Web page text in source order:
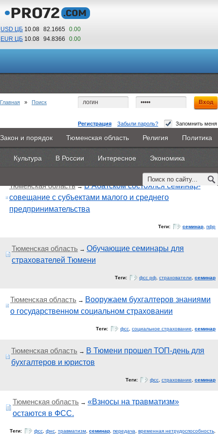
USD ЦБ 10.08 82.1665 0.00
EUR ЦБ 10.08 94.8366 0.00
09 33
По Гринвичу (GMT +5)
Регистрация Забыли пароль? Запомнить меня
Главная Новости Объявления КНИГИ ВестиNet
Каталоги 9PS Прочее
Закон и порядок Тюменская область Религия Политика
Культура В России Интересное Экономика
Главная » Поиск
Поиск по тегу: «семинар», искать по другому тегу
Найдено 21 материал
Тюменская область→В Абатском состоялся семинар-
совещание с субъектами малого и среднего
предпринимательства
Теги: семинар пфр
Тюменская область → Обучающие семинары для
страхователей Тюмени
Теги: фсс рф страхователи семинар
Тюменская область → Вооружаем бухгалтеров знаниями
о государственном социальном страховании
Теги: фсс социальное страхование семинар
Тюменская область → В Тюмени прошел ТОП-день для
бухгалтеров и юристов
Теги: фсс страхование семинар
Тюменская область → «Взносы на травматизм»
остаются в ФСС.
Теги: фсс фнс травматизм семинар передача временная нетрудоспособность